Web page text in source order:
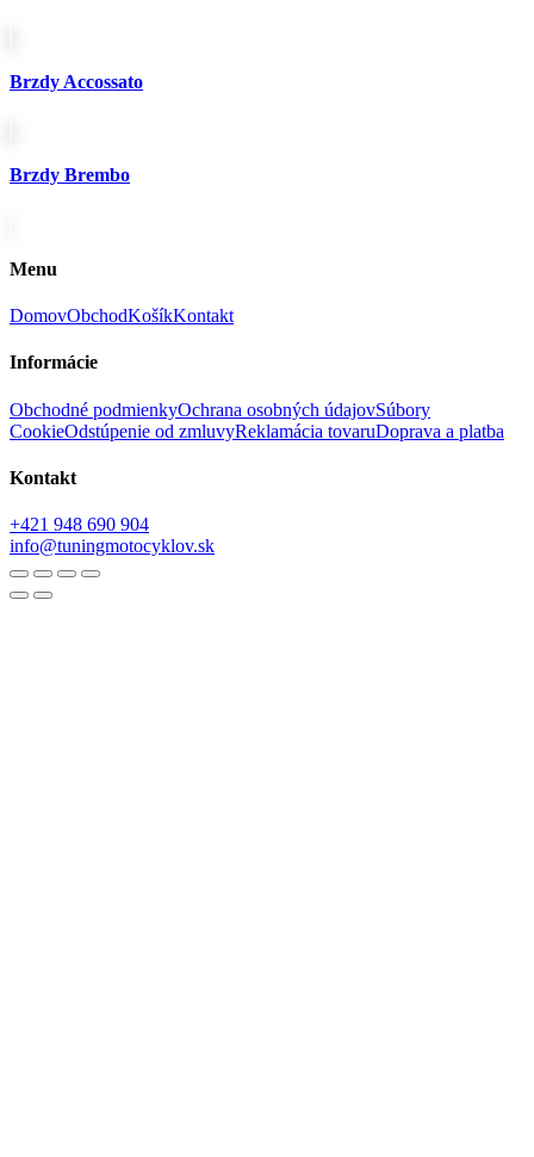
Brzdy Accossato
Brzdy Brembo
Menu
DomovObchodKošíkKontakt
Informácie
Obchodné podmienkyOchrana osobných údajovSúbory
CookieOdstúpenie od zmluvyReklamácia tovaruDoprava a platba
Kontakt
+421 948 690 904
info@tuningmotocyklov.sk